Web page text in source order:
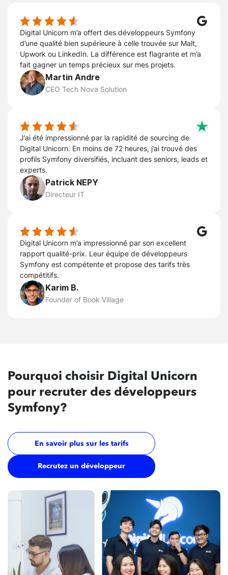
Digital Unicorn m’a offert des développeurs Symfony
d’une qualité bien supérieure à celle trouvée sur Malt,
Upwork ou LinkedIn. La différence est flagrante et m’a
fait gagner un temps précieux sur mes projets.
Martin Andre
CEO Tech Nova Solution
J’ai été impressionné par la rapidité de sourcing de
Digital Unicorn. En moins de 72 heures, j’ai trouvé des
profils Symfony diversifiés, incluant des seniors, leads et
experts.
Patrick NEPY
Directeur IT
Digital Unicorn m’a impressionné par son excellent
rapport qualité-prix. Leur équipe de développeurs
Symfony est compétente et propose des tarifs très
compétitifs.
Karim B.
Founder of Book Village
Pourquoi choisir Digital Unicorn
pour recruter des développeurs
Symfony?
En savoir plus sur les tarifs
Recrutez un développeur